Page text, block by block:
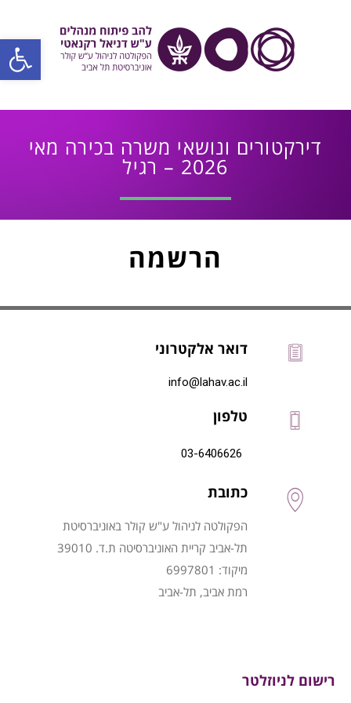
פתח
דירקטורים ונושאי משרה בכירה מאי
2026 – רגיל
הרשמה
דואר אלקטרוני
info@lahav.ac.il
טלפון
03-6406626
כתובת
הפקולטה לניהול ע"ש קולר באוניברסיטת
תל-אביב קריית האוניברסיטה ת.ד. 39010
מיקוד: 6997801
רמת אביב, תל-אביב
רישום לניוזלטר